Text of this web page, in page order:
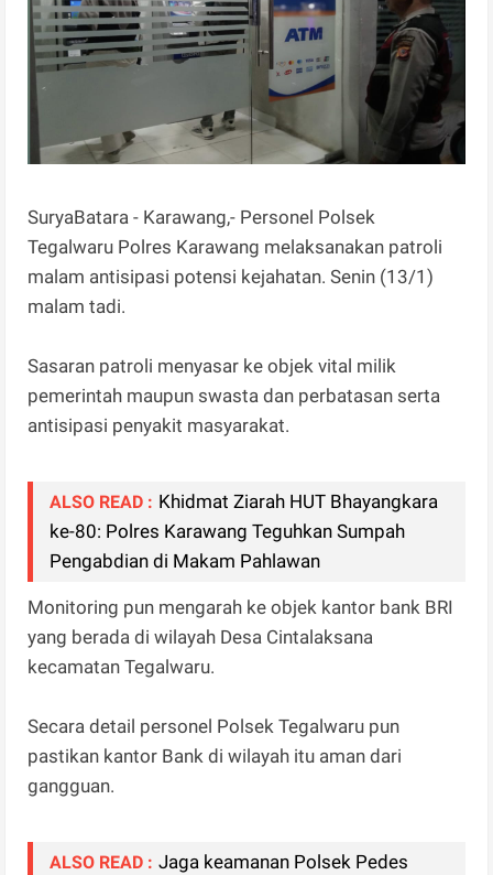
SuryaBatara - Karawang,- Personel Polsek
Tegalwaru Polres Karawang melaksanakan patroli
malam antisipasi potensi kejahatan. Senin (13/1)
malam tadi.
Sasaran patroli menyasar ke objek vital milik
pemerintah maupun swasta dan perbatasan serta
antisipasi penyakit masyarakat.
ALSO READ : Khidmat Ziarah HUT Bhayangkara
ke-80: Polres Karawang Teguhkan Sumpah
Pengabdian di Makam Pahlawan
Monitoring pun mengarah ke objek kantor bank BRI
yang berada di wilayah Desa Cintalaksana
kecamatan Tegalwaru.
Secara detail personel Polsek Tegalwaru pun
pastikan kantor Bank di wilayah itu aman dari
gangguan.
ALSO READ : Jaga keamanan Polsek Pedes